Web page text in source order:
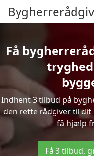
Få
Indhent 3 tilbud på
den rette rådgiver til
få hjælp
Få 3 tilbud,